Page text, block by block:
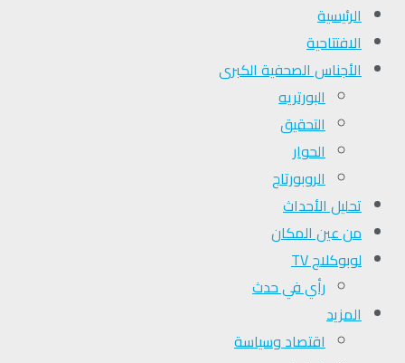
الرئيسية
الافتتاحية
الأجناس الصحفية الكبرى
البورتريه
التحقیق
الحوار
الروبورتاج
تحلیل الأحداث
من عين المكان
لوبوكلاج TV
رأي في حدث
المزيد
اقتصاد وسياسة